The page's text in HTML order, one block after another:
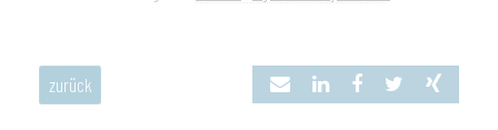
zurück